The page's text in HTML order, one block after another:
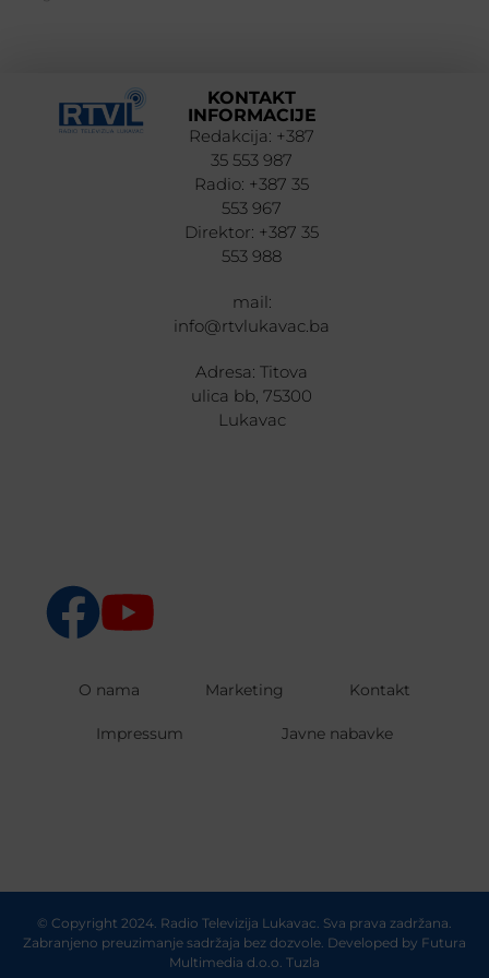
KONTAKT
INFORMACIJE
Redakcija: +387
35 553 987
Radio: +387 35
553 967
Direktor: +387 35
553 988
mail:
info@rtvlukavac.ba
Adresa: Titova
ulica bb, 75300
Lukavac
O nama Marketing Kontakt
Impressum Javne nabavke
© Copyright 2024. Radio Televizija Lukavac. Sva prava zadržana.
Zabranjeno preuzimanje sadržaja bez dozvole. Developed by Futura
Multimedia d.o.o. Tuzla